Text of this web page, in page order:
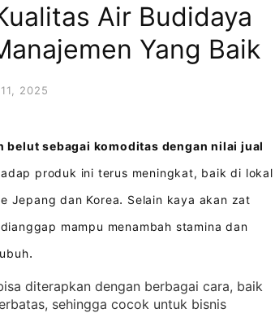
Air Budidaya
Yang Baik
2025
belut sebagai komoditas dengan nilai jual
produk ini terus meningkat, baik di lokal
Jepang dan Korea. Selain kaya akan zat
mampu menambah stamina dan
.
diterapkan dengan berbagai cara, baik
sehingga cocok untuk bisnis